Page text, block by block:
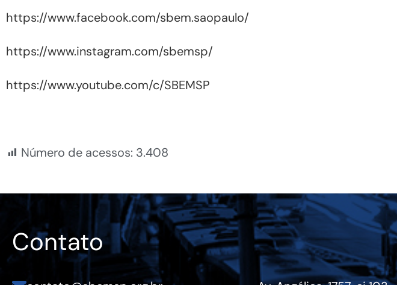
https://www.facebook.com/sbem.saopaulo/
https://www.instagram.com/sbemsp/
https://www.youtube.com/c/SBEMSP
Número de acessos: 3.408
Contato